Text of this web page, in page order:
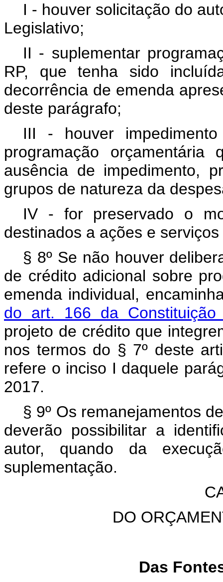
I - houver solicitação do
Legislativo;
II - suplementar
RP, que tenha sido
decorrência de emenda
deste parágrafo;
III - houver
programação
ausência de impedimento,
grupos de natureza da
IV - for preservado o
destinados a ações e
§ 8º Se não houver
de crédito adicional sobre
emenda individual,
do art. 166 da
projeto de crédito que
nos termos do § 7º deste
refere o inciso I daquele
2017.
§ 9º Os remanejamentos
deverão possibilitar a
autor, quando da
suplementação.
DO
Das